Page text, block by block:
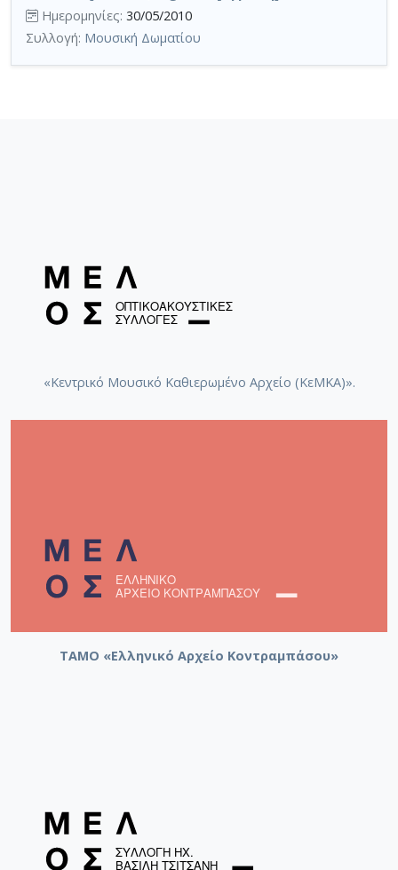
Ημερομηνίες: 30/05/2010
Συλλογή: Μουσική Δωματίου
«Κεντρικό Μουσικό Καθιερωμένο Αρχείο (ΚεΜΚΑ)».
ΤΑΜΟ «Ελληνικό Αρχείο Κοντραμπάσου»